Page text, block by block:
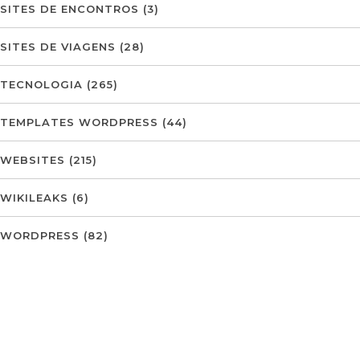
SITES DE ENCONTROS (3)
SITES DE VIAGENS (28)
TECNOLOGIA (265)
TEMPLATES WORDPRESS (44)
WEBSITES (215)
WIKILEAKS (6)
WORDPRESS (82)